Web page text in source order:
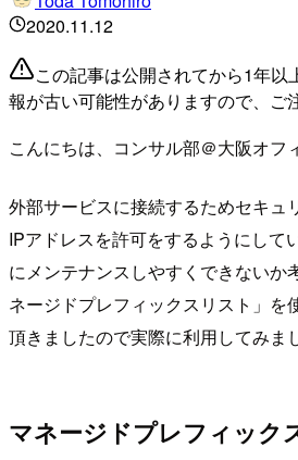
2020.11.12
この記事は公開されてから1年以
報が古い可能性がありますので、ご
こんにちは、コンサル部＠大阪オフ
外部サービスに接続するためセキュ
IPアドレスを許可をするようにして
にメンテナンスしやすくできないか
ネージドプレフィックスリスト」を
頂きましたので実際に利用してみま
マネージドプレフィック